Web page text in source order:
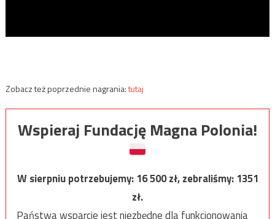
Zobacz też poprzednie nagrania:tutaj
Wspieraj Fundację Magna Polonia!
W sierpniu potrzebujemy:16 500zł, zebraliśmy:1351
zł.
Państwa wsparcie jest niezbędne dla funkcjonowania